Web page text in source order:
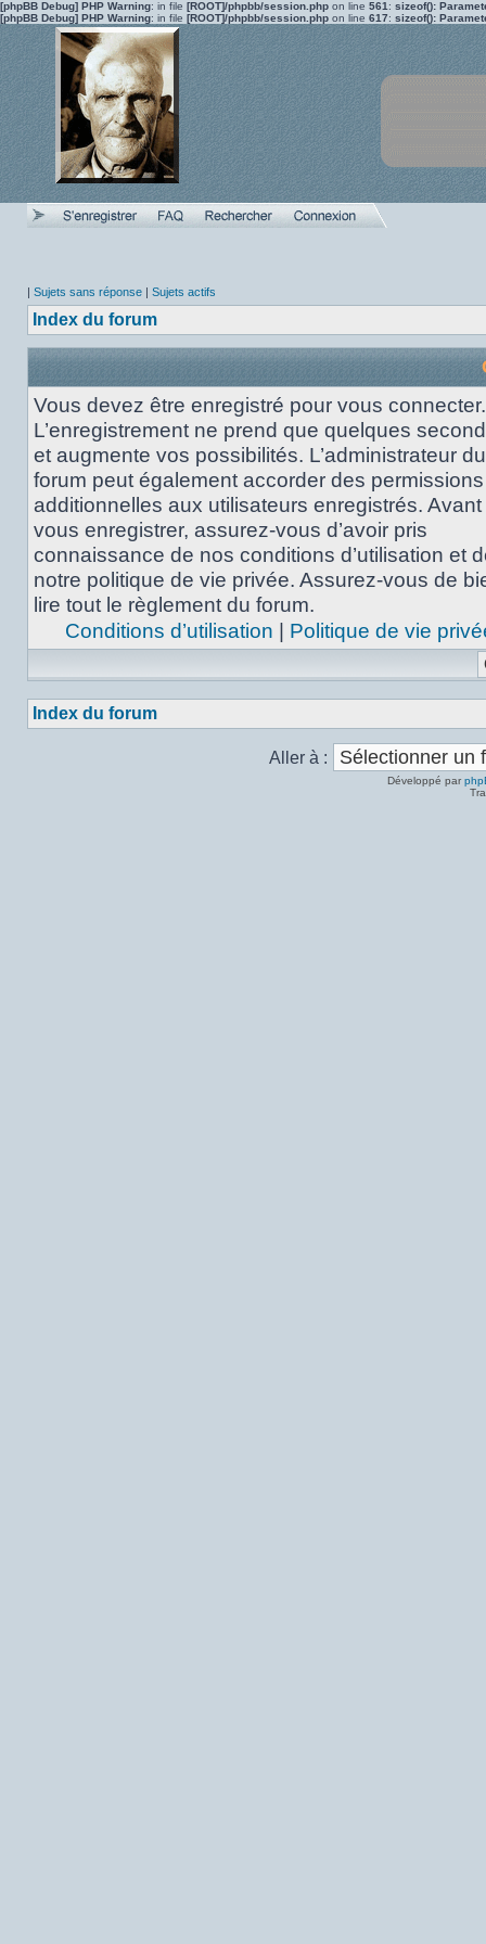
[phpBB Debug] PHP Warning: in file [ROOT]/phpbb/session.php on line 561 : sizeof():
[phpBB Debug] PHP Warning: in file [ROOT]/phpbb/session.php on line 617: sizeof():
| Sujets sans réponse | Sujets actifs
Index du forum
Vous devez être enregistré pour vous connecter.
L’enregistrement ne prend que quelques
et augmente vos possibilités. L’administrateur du
forum peut également accorder des permissions
additionnelles aux utilisateurs enregistrés.
vous enregistrer, assurez-vous d’avoir pris
connaissance de nos conditions d’utilisation et
notre politique de vie privée. Assurez-vous de
lire tout le règlement du forum.
Conditions d’utilisation | Politique de vie
Index du forum
Aller à :
Développé par